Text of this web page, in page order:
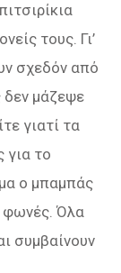
τους. Γι’
σχεδόν από
δεν μάζεψε
γιατί τα
για το
ο μπαμπάς
φωνές. Όλα
συμβαίνουν